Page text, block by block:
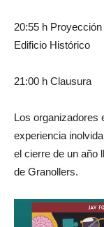
20:55 h
Edificio Histórico
21:00 h Clausura
Los organizadores
experiencia
el cierre de un año
de Granollers.